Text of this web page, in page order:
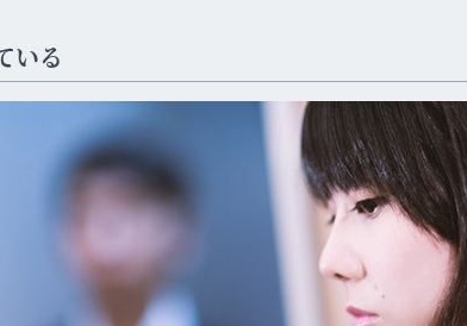
いる